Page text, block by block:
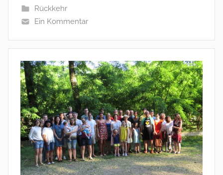
a
r
b
a
r
a
Rückkehr
Ein Kommentar